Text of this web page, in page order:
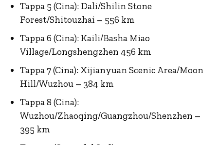
Tappa 5 (Cina): Dali/Shilin Stone
Forest/Shitouzhai – 556 km
Tappa 6 (Cina): Kaili/Basha Miao
Village/Longshengzhen 456 km
Tappa 7 (Cina): Xijianyuan Scenic Area/Moon
Hill/Wuzhou – 384 km
Tappa 8 (Cina):
Wuzhou/Zhaoqing/Guangzhou/Shenzhen –
395 km